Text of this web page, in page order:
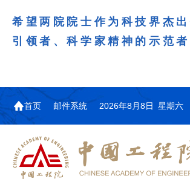
希望两院院士作为科技界杰
引领者、科学家精神的示范
首页 邮件系统 2026年8月8日 星期六